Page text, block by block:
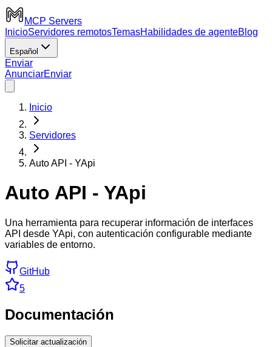
MCP Servers
InicioServidores remotosTemasHabilidades de agenteBlog
Español
Enviar
AnunciarEnviar
Inicio
Servidores
Auto API - YApi
Auto API - YApi
Una herramienta para recuperar información de interfaces
API desde YApi, con autenticación configurable mediante
variables de entorno.
GitHub
5
Documentación
Solicitar actualización